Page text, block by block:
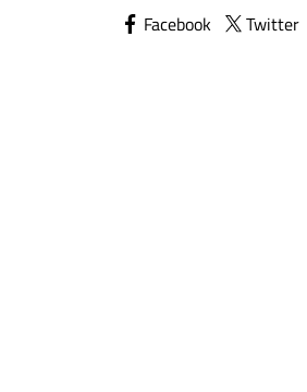
Facebook Twitter